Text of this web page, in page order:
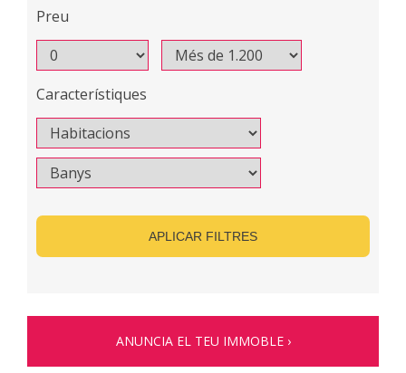
Preu
Característiques
APLICAR FILTRES
ANUNCIA EL TEU IMMOBLE ›